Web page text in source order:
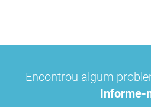
paracetamol codeina buclizina
contraceção de emergência
Encontrou algum
Informe-